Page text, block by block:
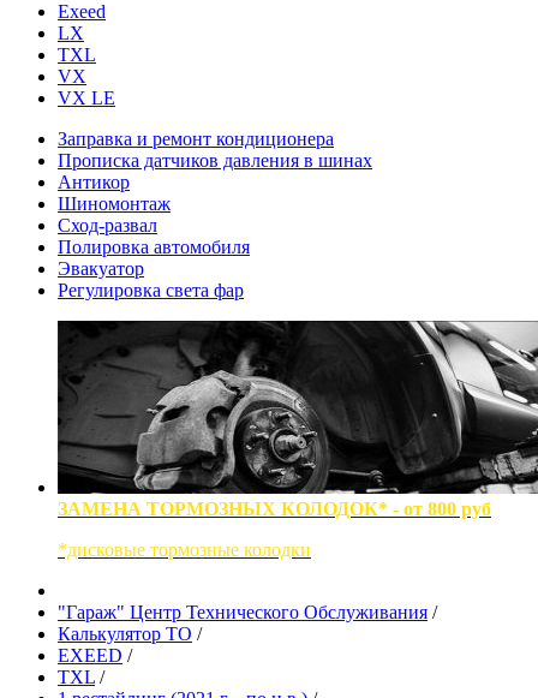
Exeed
LX
TXL
VX
VX LE
Заправка и ремонт кондиционера
Прописка датчиков давления в шинах
Антикор
Шиномонтаж
Сход-развал
Полировка автомобиля
Эвакуатор
Регулировка света фар
ЗАМЕНА ТОРМОЗНЫХ КОЛОДОК* - от 800 руб
*дисковые тормозные колодки
"Гараж" Центр Технического Обслуживания /
Калькулятор ТО /
EXEED /
TXL /